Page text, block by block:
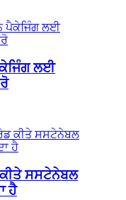
ਲਈ
ਸਸਟੇਨੇਬਲ
ਹੈ